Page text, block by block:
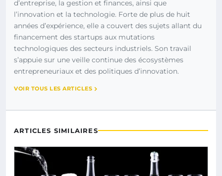
d’entreprise, la gestion et finances, ainsi que
l’innovation et la technologie. Forte de plus de huit
années d’expérience, elle a couvert des sujets allant du
financement des startups aux mutations
technologiques des secteurs industriels. Son travail
s’appuie sur une veille continue des écosystèmes
entrepreneuriaux et des politiques d’innovation.
VOIR TOUS LES ARTICLES
ARTICLES SIMILAIRES